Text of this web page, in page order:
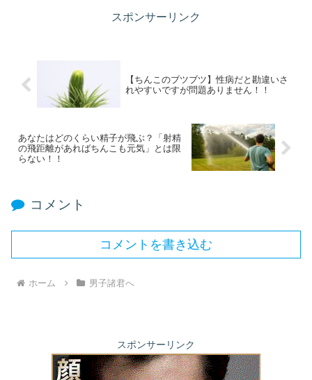
スポンサーリンク
【ちんこのブツブツ】性病だと勘違いさ
れやすいですが問題ありません！！
あなたはどのくらい精子が飛ぶ？「射精
の飛距離があればちんこも元気」とは限
らない！！
コメント
コメントを書き込む
ホーム 男子諸君へ
スポンサーリンク